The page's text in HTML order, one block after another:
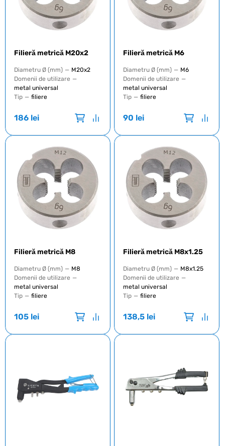
Filieră metrică М20x2
Diametru Ø (mm) — M20x2
Domenii de utilizare —
metal universal
Tip — filiere
186 lei
Filieră metrică М6
Diametru Ø (mm) — M6
Domenii de utilizare —
metal universal
Tip — filiere
90 lei
Filieră metrică М8
Diametru Ø (mm) — M8
Domenii de utilizare —
metal universal
Tip — filiere
105 lei
Filieră metrică М8x1.25
Diametru Ø (mm) — M8x1.25
Domenii de utilizare —
metal universal
Tip — filiere
138,5 lei